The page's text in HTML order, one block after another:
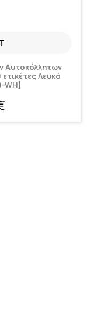
Αυτοκόλλητων
Λευκό
WH]